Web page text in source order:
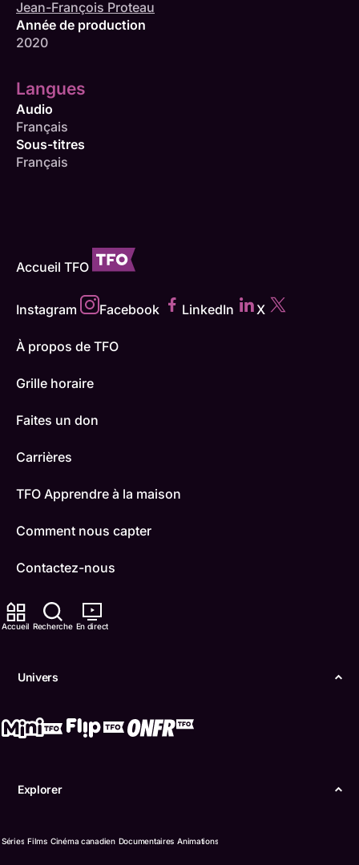
Accueil Recherche En direct
Univers
Explorer
Séries Films Cinéma canadien Documentaires Animations
Jean-François Proteau
Année de production
2020
Langues
Audio
Français
Sous-titres
Français
Accueil TFO
Instagram Facebook LinkedIn X
À propos de TFO
Grille horaire
Faites un don
Carrières
TFO Apprendre à la maison
Comment nous capter
Contactez-nous
ONFR
Boukili
Conditions d'utilisation
Confidentialité
langue française de l’Ontario (TFO) - 2026